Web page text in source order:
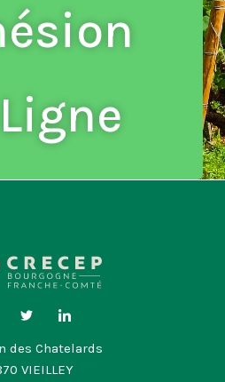
des Chatelards
VIEILLEY